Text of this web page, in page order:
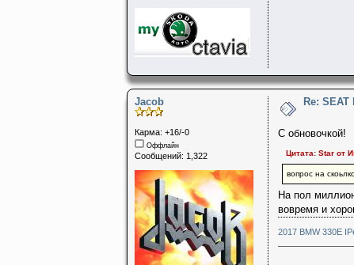
Jacob
Карма: +16/-0
Оффлайн
Сообщений: 1,322
Re:
С обновочкой!
Цитата: Star от
вопрос на
На пол
вовремя и
2017 BMW 330E